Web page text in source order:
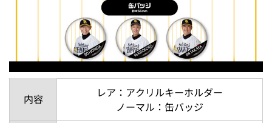
内容
レア：アクリルキーホルダー
ノーマル：缶バッジ